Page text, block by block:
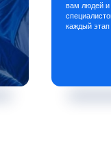
вам людей
каждый